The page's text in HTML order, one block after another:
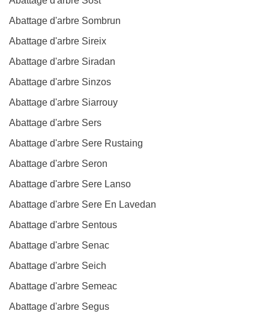
Abattage d'arbre Sombrun
Abattage d'arbre Sireix
Abattage d'arbre Siradan
Abattage d'arbre Sinzos
Abattage d'arbre Siarrouy
Abattage d'arbre Sers
Abattage d'arbre Sere Rustaing
Abattage d'arbre Seron
Abattage d'arbre Sere Lanso
Abattage d'arbre Sere En Lavedan
Abattage d'arbre Sentous
Abattage d'arbre Senac
Abattage d'arbre Seich
Abattage d'arbre Semeac
Abattage d'arbre Segus